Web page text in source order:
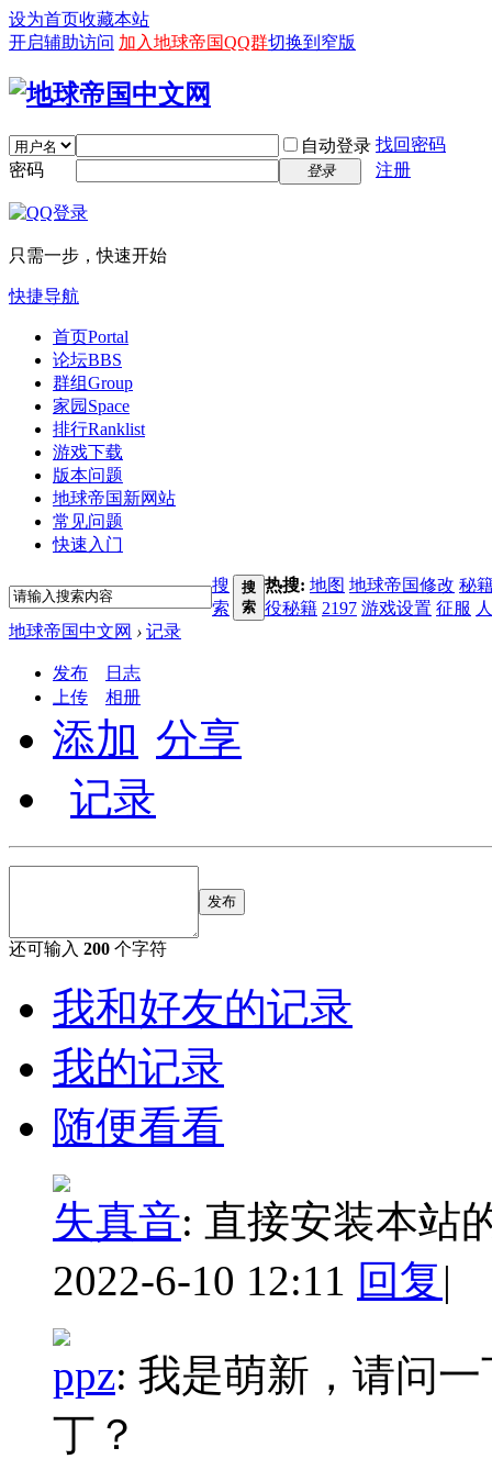
设为首页收藏本站
开启辅助访问 加入地球帝国QQ群切换到窄版
自动登录 找回密码
密码
登录 注册
只需一步，快速开始
快捷导航
首页Portal
论坛BBS
群组Group
家园 Space
排行Ranklist
游戏下载
版本问题
地球帝国新网站
常见问题
快速入门
搜
索
搜
索
热搜: 地图 地球帝国修改 秘
役秘籍 2197 游戏设置 征服
地球帝国中文网 › 记录
发布
日志
上传
相册
添加 分享
记录
发布
还可输入 200 个字符
我和好友的记录
我的记录
随便看看
失真音: 直接安装本站
2022-6-10 12:11 回复|
ppz: 我是萌新，请问
丁？